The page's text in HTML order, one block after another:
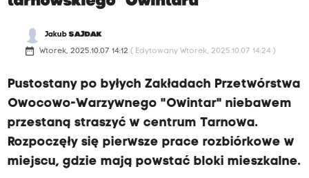
JakubSAJDAK
date_range Wtorek, 2025.10.07 14:12 ( Edytowany Wtorek, 2025.10.07 14:24 )
Pustostany po byłych Zakładach Przetwórstwa
Owocowo-Warzywnego "Owintar" niebawem
przestaną straszyć w centrum Tarnowa.
Rozpoczęły się pierwsze prace rozbiórkowe w
miejscu, gdzie mają powstać bloki mieszkalne.